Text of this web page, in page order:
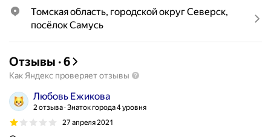
Томская область, городской округ Северск,
посёлок Самусь
Отзывы ·6
Как Яндекс проверяет отзывы
Любовь Ежикова
2 отзыва Знаток города 4 уровня
27 апреля 2021